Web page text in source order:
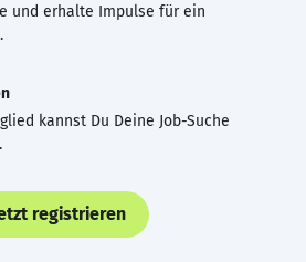
und erhalte Impulse für ein
kannst Du Deine Job-Suche
registrieren